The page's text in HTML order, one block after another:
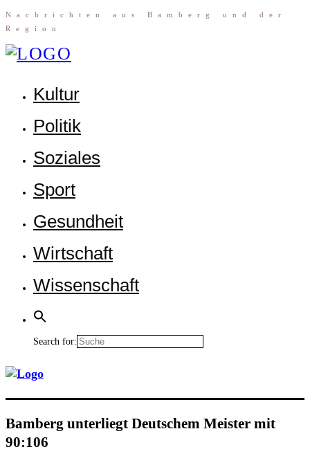
Nach­rich­ten aus Bam­berg und der
Region
Kul­tur
Poli­tik
Sozia­les
Sport
Gesund­heit
Wirt­schaft
Wis­sen­schaft
Search for:
Bam­berg unter­liegt Deut­schem Meis­ter mit
90:106